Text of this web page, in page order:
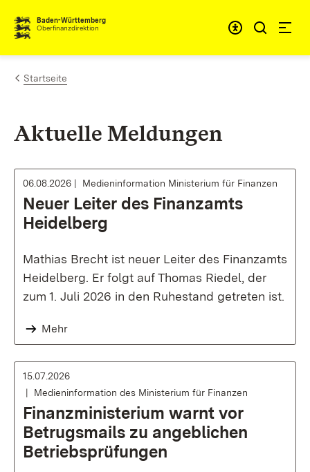
Zum Inhalt springen
Baden-Württemberg
Oberfinanzdirektion
Startseite
Aktuelle Meldungen
06.08.2026 Medieninformation Ministerium für Finanzen
Neuer Leiter des Finanzamts
Heidelberg
Mathias Brecht ist neuer Leiter des Finanzamts
Heidelberg. Er folgt auf Thomas Riedel, der
zum 1. Juli 2026 in den Ruhestand getreten ist.
Mehr
15.07.2026
Medieninformation des Ministerium für Finanzen
Finanzministerium warnt vor
Betrugsmails zu angeblichen
Betriebsprüfungen